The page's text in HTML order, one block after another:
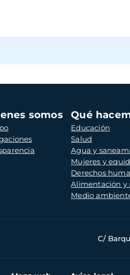
somos Qué
Educación
Salud
Agua y
Mujeres y
Derechos
Alimentación y
Medio
C/